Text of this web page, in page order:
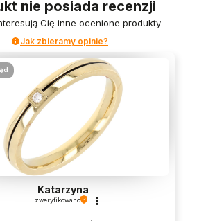
nie posiada recenzji
Cię inne ocenione produkty
Jak zbieramy opinie?
Katarzyna
zweryfikowano